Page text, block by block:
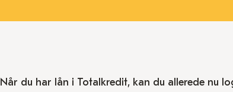
Når du har lån i Totalkredit, kan du allerede nu